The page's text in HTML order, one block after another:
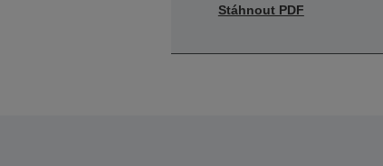
Stáhnout PDF